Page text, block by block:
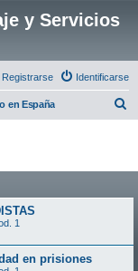
y Servicios
Identificarse
Registrarse
en España
1
en prisiones